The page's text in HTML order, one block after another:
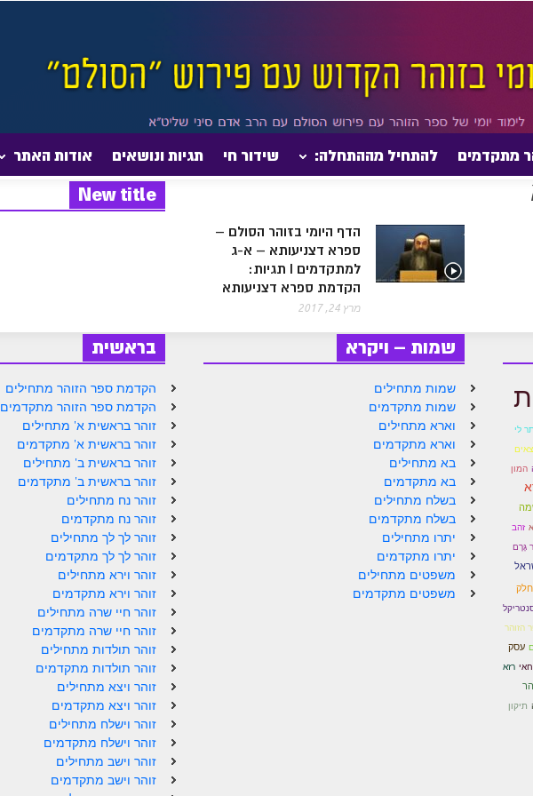
מתקדמים להתחיל מההתחלה: שידור חי תגיות ונושאים אודות האתר
New title
הדף היומי בזוהר הסולם –
ספרא דצניעותא – א-ג
למתקדמים I תגיות:
הקדמת ספרא דצניעותא
מרץ 24, 2017
בראשית
הקדמת ספר הזוהר מתחילים
הקדמת ספר הזוהר מתקדמים
זוהר בראשית א' מתחילים
זוהר בראשית א' מתקדמים
זוהר בראשית ב' מתחילים
זוהר בראשית ב' מתקדמים
זוהר נח מתחילים
זוהר נח מתקדמים
זוהר לך לך מתחילים
זוהר לך לך מתקדמים
זוהר וירא מתחילים
זוהר וירא מתקדמים
זוהר חיי שרה מתחילים
זוהר חיי שרה מתקדמים
זוהר תולדות מתחילים
זוהר תולדות מתקדמים
זוהר ויצא מתחילים
זוהר ויצא מתקדמים
זוהר וישלח מתחילים
זוהר וישלח מתקדמים
זוהר וישב מתחילים
זוהר וישב מתקדמים
שמות – ויקרא
שמות מתחילים
שמות מתקדמים
וארא מתחילים
וארא מתקדמים
בא מתחילים
בא מתקדמים
בשלח מתחילים
בשלח מתקדמים
יתרו מתחילים
יתרו מתקדמים
משפטים מתחילים
משפטים מתקדמים
לי
המון
זהב
גָּרֶם
הזוהר
עסק
רזא
תיקון